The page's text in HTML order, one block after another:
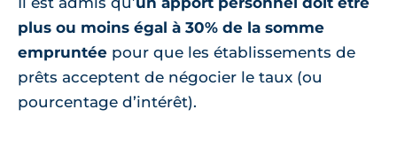
plus ou moins égal à 30% de la somme
empruntée pour que les établissements de
prêts acceptent de négocier le taux (ou
pourcentage d’intérêt).